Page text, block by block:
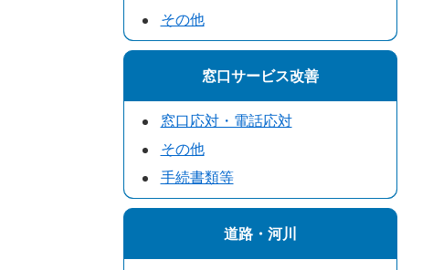
その他
窓口サービス改善
窓口応対・電話応対
その他
手続書類等
道路・河川